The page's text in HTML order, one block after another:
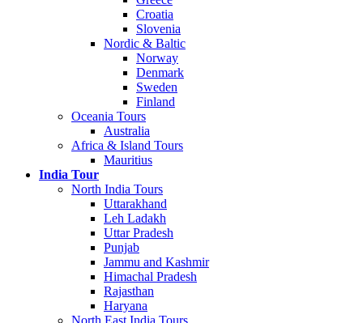
Croatia
Slovenia
Nordic & Baltic
Norway
Denmark
Sweden
Finland
Oceania Tours
Australia
Africa & Island Tours
Mauritius
India Tour
North India Tours
Uttarakhand
Leh Ladakh
Uttar Pradesh
Punjab
Jammu and Kashmir
Himachal Pradesh
Rajasthan
Haryana
North East India Tours